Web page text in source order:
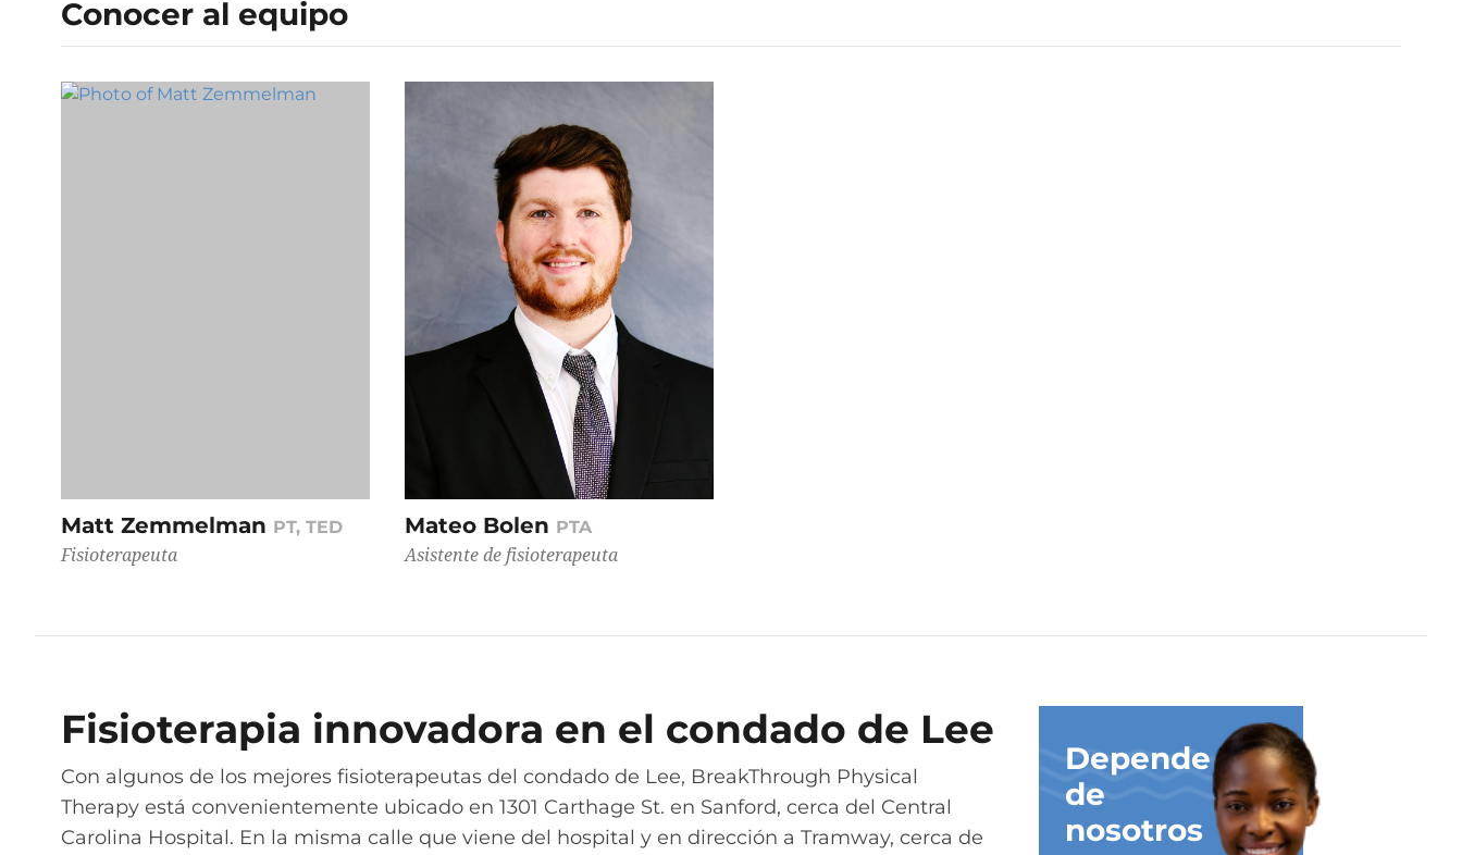
Conocer al equipo
Matt Zemmelman PT, TED
Fisioterapeuta
Mateo Bolen PTA
Asistente de fisioterapeuta
Fisioterapia innovadora en el condado de Lee
Con algunos de los mejores fisioterapeutas del condado de Lee, BreakThrough Physical
Therapy está convenientemente ubicado en 1301 Carthage St. en Sanford, cerca del Central
Carolina Hospital. En la misma calle que viene del hospital y en dirección a Tramway, cerca de
Depende
de
nosotros